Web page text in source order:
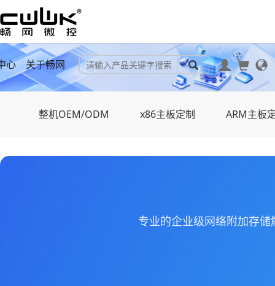
心 关于畅网
整机OEM/ODM x86主板定制 ARM主板
专业的企业级网络附加存